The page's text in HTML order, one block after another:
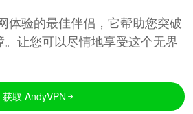
体验的最佳伴侣，它帮助您突破
让您可以尽情地享受这个无界
获取 AndyVPN